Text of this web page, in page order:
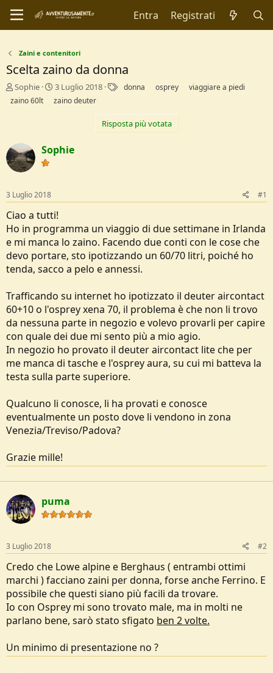
Entra Registrati
Zaini e contenitori
Scelta zaino da donna
C
r
o
r
e
D
s
u
s
s
i
o
n
Sophie
D
a
I
3 Luglio 2018 donna osprey
viaggiare a piedi
zaino 60lt
zaino deuter
Risposta più votata
Sophie
3 Luglio 2018 #1
Ciao a tutti!
Ho in programma un viaggio di due settimane in Irlanda
e mi manca lo zaino. Facendo due conti con le cose che
devo portare, sto ipotizzando un 60/70 litri, poiché ho
tenda, sacco a pelo e annessi.
Trafficando su internet ho ipotizzato il deuter aircontact
60+10 o l'osprey xena 70, il problema è che non li trovo
da nessuna parte in negozio e volevo provarli per capire
con quale dei due mi sento più a mio agio.
In negozio ho provato il deuter aircontact lite che per
me manca di tasche e l'osprey aura, su cui mi batteva la
testa sulla parte superiore.
Qualcuno li conosce, li ha provati e conosce
eventualmente un posto dove li vendono in zona
Venezia/Treviso/Padova?
Grazie mille!
puma
3 Luglio 2018 #2
Credo che Lowe alpine e Berghaus ( entrambi ottimi
marchi ) facciano zaini per donna, forse anche Ferrino. E
possibile che questi siano più facili da trovare.
Io con Osprey mi sono trovato male, ma in molti ne
parlano bene, sarò stato sfigato ben 2 volte.
Un minimo di presentazione no ?